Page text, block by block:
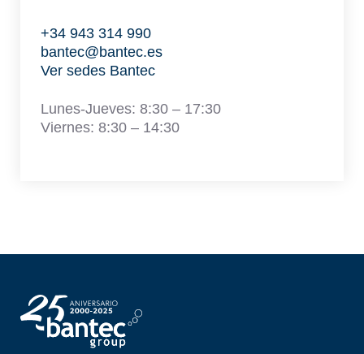
+34 943 314 990
bantec@bantec.es
Ver sedes Bantec
Lunes-Jueves: 8:30 – 17:30
Viernes: 8:30 – 14:30